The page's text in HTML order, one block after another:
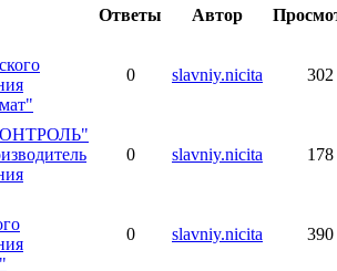
Ответы Автор
0 slavniy.nicita 302
0 slavniy.nicita 178
0 slavniy.nicita 390